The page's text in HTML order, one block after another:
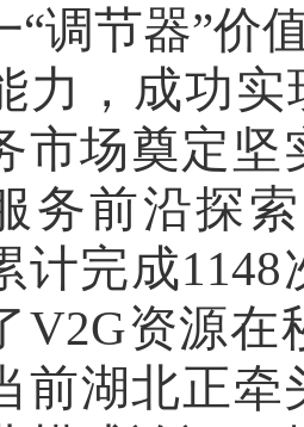
“调节器”价
力，成功实
市场奠定坚
务前沿探
计完成
V2G资源在
前湖北正牵